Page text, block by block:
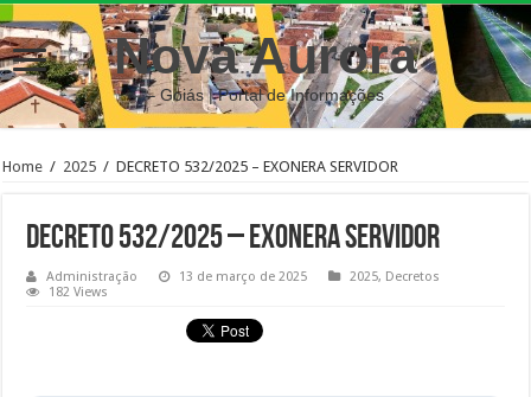
Nova Aurora
– Goiás | Portal de Informações
Home / 2025 / DECRETO 532/2025 – EXONERA SERVIDOR
DECRETO 532/2025 – EXONERA SERVIDOR
Administração 13 de março de 2025 2025, Decretos
182 Views